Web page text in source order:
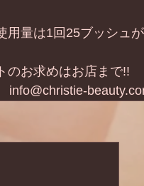
量は1回25ブッシュが
のお求めはお店まで!!
info@christie-